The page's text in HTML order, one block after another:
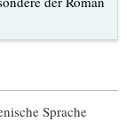
Sprache